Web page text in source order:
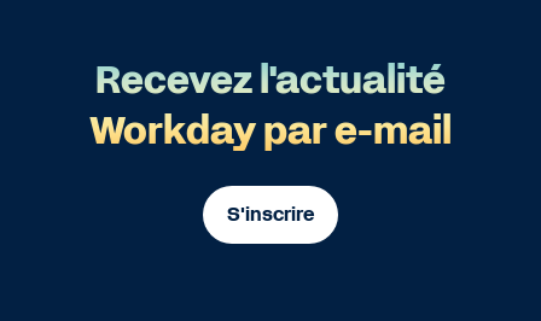
Recevez l'actualité
Workday par e-mail
S'inscrire